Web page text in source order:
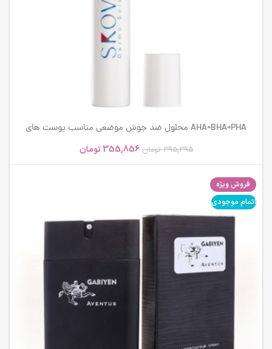
AHA+BHA+PHA محلول ضد جوش موضعی مناسب پوست های
395,395 تومان 355,856 تومان
فروش ویژه
اتمام موجودی